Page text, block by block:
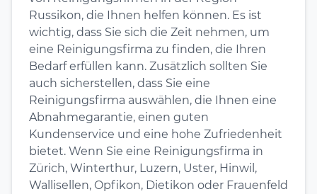
Russikon, die Ihnen helfen können. Es ist
wichtig, dass Sie sich die Zeit nehmen, um
eine Reinigungsfirma zu finden, die Ihren
Bedarf erfüllen kann. Zusätzlich sollten Sie
auch sicherstellen, dass Sie eine
Reinigungsfirma auswählen, die Ihnen eine
Abnahmegarantie, einen guten
Kundenservice und eine hohe Zufriedenheit
bietet. Wenn Sie eine Reinigungsfirma in
Zürich, Winterthur, Luzern, Uster, Hinwil,
Wallisellen, Opfikon, Dietikon oder Frauenfeld